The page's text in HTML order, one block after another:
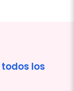
todos los